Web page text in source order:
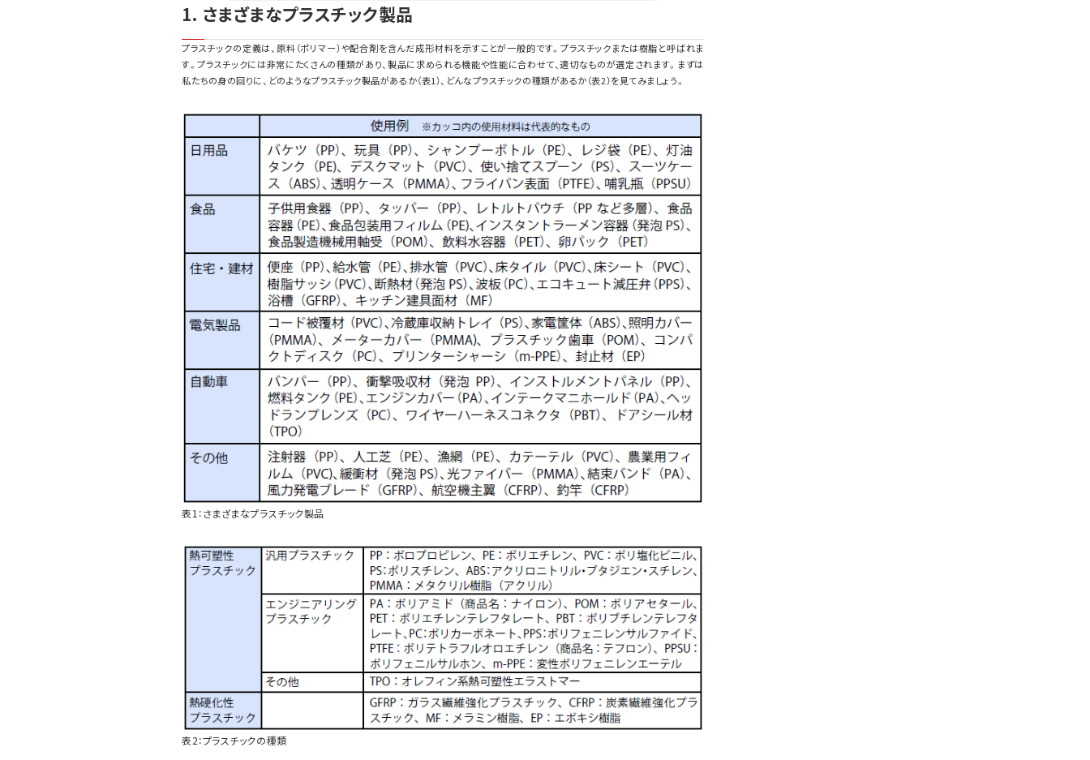
1. さまざまなプラスチック製品
プラスチックの定義は、原料（ポリマー）や配合剤を含んだ成形材料を示すことが一般的です。プラスチックまたは樹脂と呼ばれま
す。プラスチックには非常にたくさんの種類があり、製品に求められる機能や性能に合わせて、適切なものが選定されます。まずは
私たちの身の回りに、どのようなプラスチック製品があるか（表1）、どんなプラスチックの種類があるか（表2）を見てみましょう。
表1：さまざまなプラスチック製品
表2：プラスチックの種類